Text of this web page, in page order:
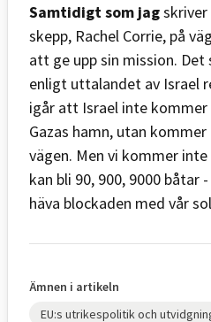
Samtidigt som jag
skepp, Rachel Corrie, på
att ge upp sin mission.
enligt uttalandet av Israel
igår att Israel inte
Gazas hamn, utan
vägen. Men vi kommer
kan bli 90, 900, 9000 båtar
häva blockaden med vår
Ämnen i artikeln
EU:s utrikespolitik och